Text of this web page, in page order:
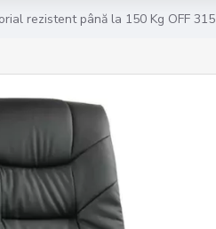
rezistent până la 150 Kg OFF 315